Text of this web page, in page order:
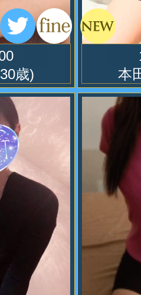
ヴェラス3
３５０００円
トを順次ご案内させ
、空いたお時間でも
。
に関してのお知ら
)・シャワー室換
酸空気清浄機・ク
アルコール消毒・マ
わしなども一切あり
ツ
リーフタイプ M/
L/ 5L
紙パンツ用意して御
歳)
本